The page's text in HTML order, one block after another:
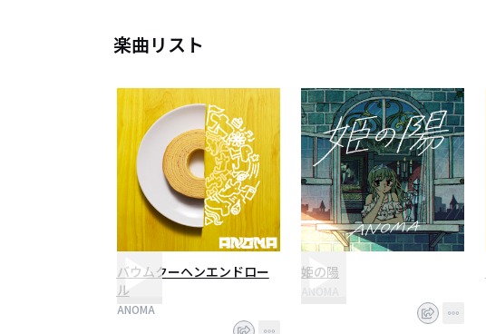
楽曲リスト
バウムクーヘンエンドロー
ル
ANOMA
姫の陽
ANOMA